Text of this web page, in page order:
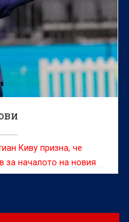
Киву призна, че
за началото на новия
с 2:1 в контролата